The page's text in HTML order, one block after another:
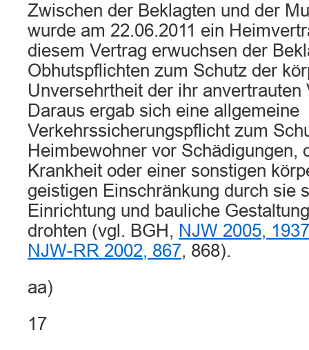
Zwischen der Beklagten und der
wurde am 22.06.2011 ein
diesem Vertrag erwuchsen der
Obhutspflichten zum Schutz der
Unversehrtheit der ihr anvertrauten
Daraus ergab sich eine allgemeine
Verkehrssicherungspflicht zum
Heimbewohner vor Schädigungen,
Krankheit oder einer sonstigen
geistigen Einschränkung durch sie
Einrichtung und bauliche
drohten (vgl. BGH, NJW 2005, 1937
NJW-RR 2002, 867, 868).
aa)
17